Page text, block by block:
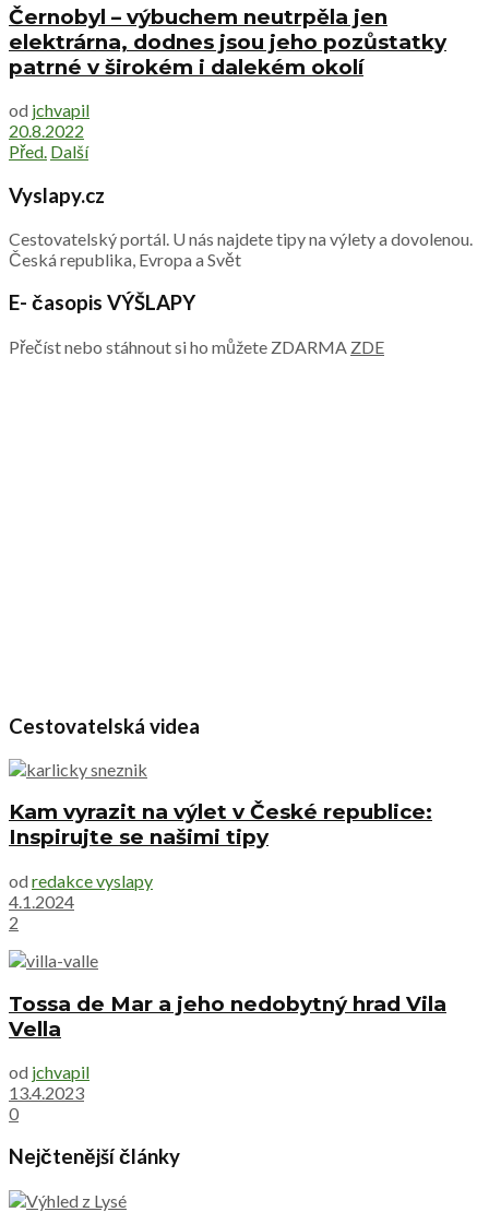
Černobyl – výbuchem neutrpěla jen
elektrárna, dodnes jsou jeho pozůstatky
patrné v širokém i dalekém okolí
od jchvapil
20.8.2022
Před. Další
Vyslapy.cz
Cestovatelský portál. U nás najdete tipy na výlety a dovolenou.
Česká republika, Evropa a Svět
E- časopis VÝŠLAPY
Přečíst nebo stáhnout si ho můžete ZDARMA ZDE
Cestovatelská videa
Kam vyrazit na výlet v České republice:
Inspirujte se našimi tipy
od redakce vyslapy
4.1.2024
2
Tossa de Mar a jeho nedobytný hrad Vila
Vella
od jchvapil
13.4.2023
0
Nejčtenější články